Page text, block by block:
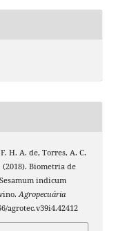
H. A. de, Torres, A. C.
(2018). Biometria de
indicum
Agropecuária
agrotec.v39i4.42412